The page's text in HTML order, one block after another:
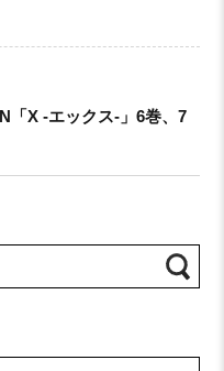
「X -エックス-」6巻、7